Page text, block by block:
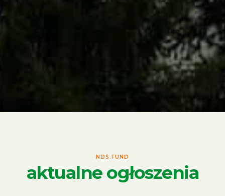
NDS.FUND
aktualne ogłoszenia